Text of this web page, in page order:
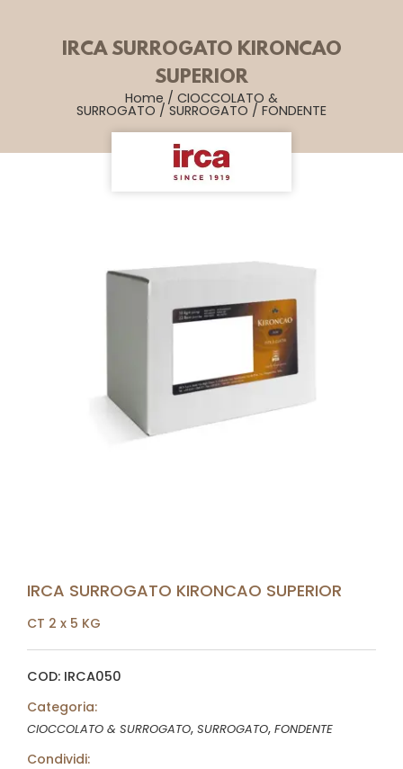
IRCA SURROGATO KIRONCAO
SUPERIOR
Home/ CIOCCOLATO &
SURROGATO / SURROGATO / FONDENTE
IRCA SURROGATO KIRONCAO SUPERIOR
CT 2 x 5 KG
COD: IRCA050
Categoria:
CIOCCOLATO & SURROGATO, SURROGATO, FONDENTE
Condividi: